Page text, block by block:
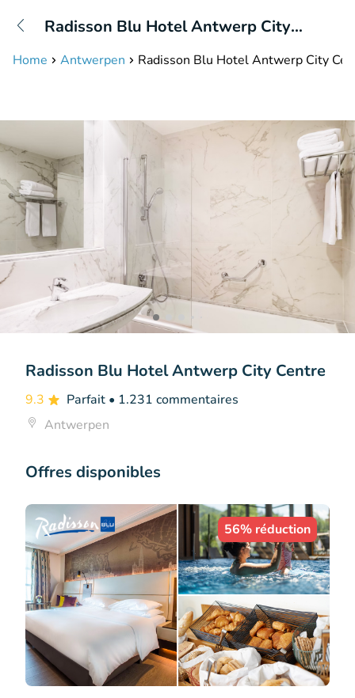
Disponible jusqu'à 23:00 heures
Radisson Blu Hotel Antwerp City
Home Antwerpen Radisson Blu Hotel Antwerp City
Radisson Blu Hotel Antwerp City Centre
9.3 Parfait • 1.231 commentaires
Antwerpen
Offres disponibles
56% réduction